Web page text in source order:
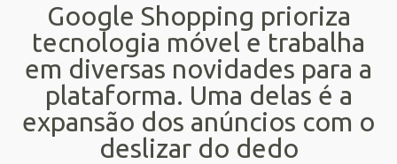
Google Shopping prioriza
tecnologia móvel e trabalha
em diversas novidades para a
plataforma. Uma delas é a
expansão dos anúncios com o
deslizar do dedo